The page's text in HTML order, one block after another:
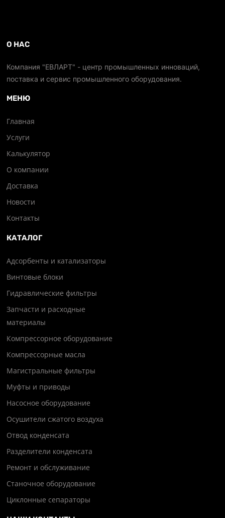
О НАС
Компания "ЕВЛАРТ" - центр промышленных инноваций,
поставка и сервис промышленного оборудования.
МЕНЮ
Главная
Услуги
Калькулятор
О компании
Доставка
Новости
Контакты
КАТАЛОГ
Адсорбенты и катализаторы
Винтовые блоки
Гидравлические фильтры
Запчасти и расходные
материалы
Компрессорное оборудование
Компрессорные масла
Магистральные фильтры
Муфты и приводы
Насосное оборудование
Осушители сжатого воздуха
Отвод конденсата
Разделители конденсата
Ремонт и обслуживание
Станочное оборудование
Циклонные сепараторы